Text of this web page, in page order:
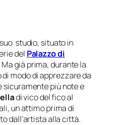
studio, situato in
del Palazzo di
già prima, durante la
modo di apprezzare da
sicuramente più note e
di vico del fico al
un attimo prima di
dall’artista alla città.